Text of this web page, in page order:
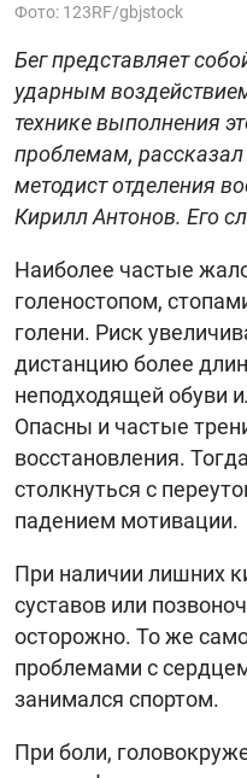
Фото: 123RF/gbjstock
Бег представляет
ударным
технике выполнения
проблемам,
методист отделения
Кирилл Антонов. Его
Наиболее частые
голеностопом,
голени. Риск
дистанцию более
неподходящей обуви
Опасны и частые
восстановления.
столкнуться с
падением мотивации.
При наличии лишних
суставов или
осторожно. То же
проблемами с
занимался спортом.
При боли,